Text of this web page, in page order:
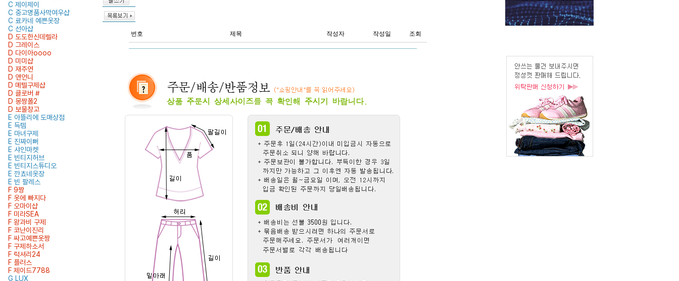
C 제이제이
C 중고명품사막여우샵
C 료카네 예쁜옷장
C 선아샵
D 도도한신데렐라
D 그레이스
D 다이아oooo
D 미미샵
D 재주연
D 앤언니
D 메텔구제샵
D 클로버 #
D 몽짱폴2
D 보물창고
E 아뜰리에 도매상점
E 득템
E 마녀구제
E 진짜이뻐
E 샤인마켓
E 빈티지허브
E 빈티지스튜디오
E 깐쵸네옷장
E 빈 팔레스
F 9짱
F 옷에 빠지다
F 오마이샵
F 미라SEA
F 왕과비 구제
F 코난이진리
F 싸고예쁜옷짱
F 구제하소서
F 럭셔리24
F 플러스
F 제이드7788
G LUX
번호 제목 작성자 작성일 조회